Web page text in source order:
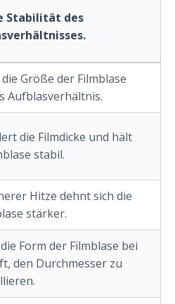
Stabilität des
Größe der Filmblase
Aufblasverhältnis.
die Filmdicke und hält
stabil.
Hitze dehnt sich die
stärker.
Form der Filmblase bei
den Durchmesser zu